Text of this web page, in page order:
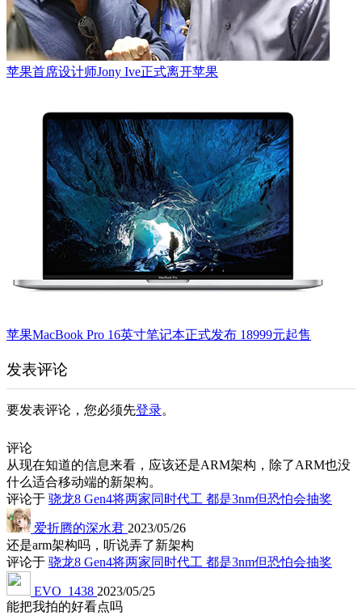
苹果首席设计师Jony Ive正式离开苹果
苹果MacBook Pro 16英寸笔记本正式发布 18999元起售
发表评论
要发表评论，您必须先登录。
评论
从现在知道的信息来看，应该还是ARM架构，除了ARM也没
什么适合移动端的新架构。
评论于 骁龙8 Gen4将两家同时代工 都是3nm但恐怕会抽奖
爱折腾的深水君 2023/05/26
还是arm架构吗，听说弄了新架构
评论于 骁龙8 Gen4将两家同时代工 都是3nm但恐怕会抽奖
EVO_1438 2023/05/25
能把我拍的好看点吗